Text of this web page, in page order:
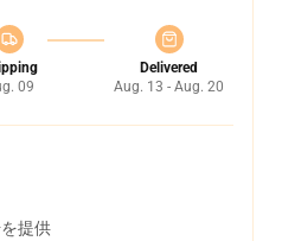
09
Delivered
Aug. 13 - Aug. 20
提供